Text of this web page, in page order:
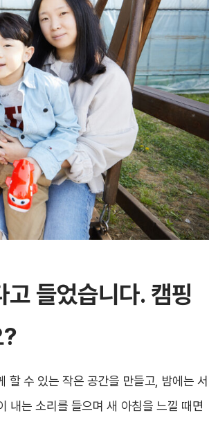
들었습니다. 캠핑
할 수 있는 작은 공간을 만들고, 밤에는 서
내는 소리를 들으며 새 아침을 느낄 때면